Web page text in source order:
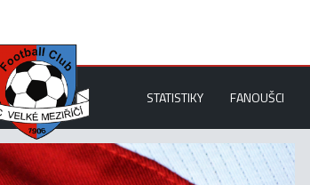
STATISTIKY FANOUŠCI